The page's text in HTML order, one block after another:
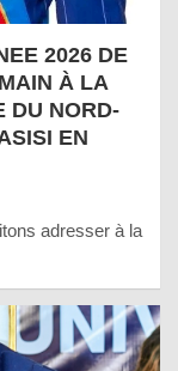
2026 DE
À LA
DU NORD-
EN
adresser à la